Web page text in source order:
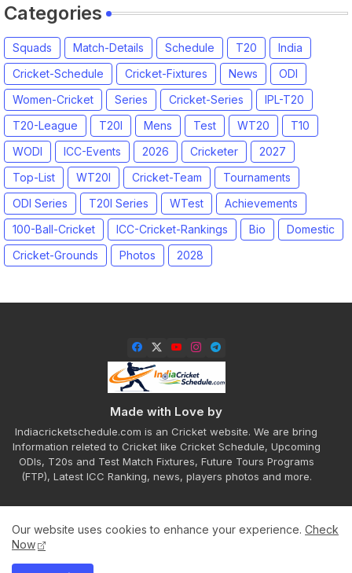
Categories
Squads Match-Details Schedule T20
India
Cricket-Schedule
Cricket-Fixtures News
ODI
Women-Cricket
Series Cricket-Series
IPL-T20
T20-League
T20I Mens Test WT20
T10
WODI
ICC-Events 2026 Cricketer
2027
Top-List
WT20I Cricket-Team
Tournaments
ODI Series
T20I Series WTest
Achievements
100-Ball-Cricket
ICC-Cricket-Rankings Bio
Domestic
Cricket-Grounds
Photos 2028
Made with Love by
Indiacricketschedule.com is an Cricket website. We are bring
Information releted to Cricket like Cricket Schedule, Upcoming
ODIs, T20s and Test Match Fixtures, Future Tours Programs
(FTP), Latest ICC Ranking, news, players photos and more.
Our website uses cookies to enhance your experience. Check
Now